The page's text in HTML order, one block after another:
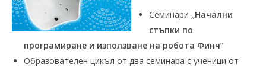
Семинари „Начални
стъпки по
програмиране и използване на робота Финч”
Образователен цикъл от два семинара с ученици от